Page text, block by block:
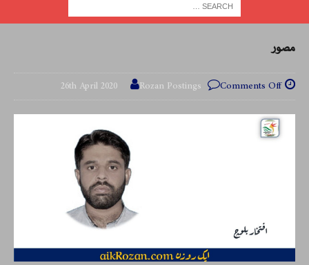
مصور
26th April 2020 Rozan Postings Comments Off